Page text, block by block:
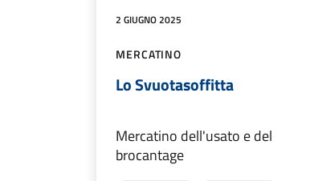
2 GIUGNO 2025
MERCATINO
Lo Svuotasoffitta
Mercatino dell'usato e del
brocantage